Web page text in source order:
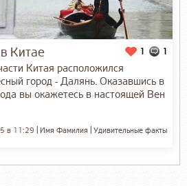
1
1
Китае
Китая расположился
город - Далянь. Оказавшись в
вы окажетесь в настоящей Вен
Удивительные факты
Имя Фамилия
в 11:29